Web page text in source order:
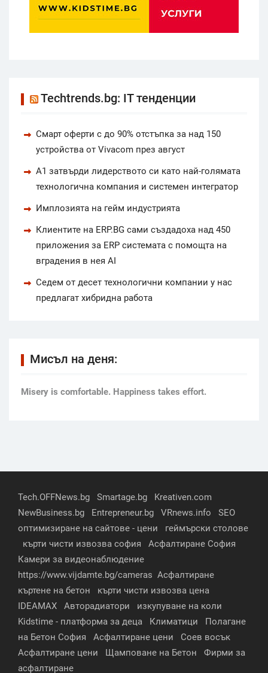
Techtrends.bg: IT тенденции
Смарт оферти с до 90% отстъпка за над 150
устройства от Vivacom през август
А1 затвърди лидерството си като най-голямата
технологична компания и системен интегратор
Имплозията на гейм индустрията
Клиентите на ERP.BG сами създадоха над 450
приложения за ERP системата с помощта на
вградения в нея AI
Седем от десет технологични компании у нас
предлагат хибридна работа
Мисъл на деня:
Мisery is comfortable. Happiness takes effort.
Tech.OFFNews.bg Smartage.bg
Kreativen.com
NewBusiness.bg
Entrepreneur.bg VRnews.info
SEO
оптимизиране на сайтове - цени
геймърски столове
кърти чисти извозва софия
Асфалтиране София
Камери за видеонаблюдение
https://www.vijdamte.bg/cameras Асфалтиране
къртене на бетон
кърти чисти извозва цена
IDEAMAX
Авторадиатори
изкупуване на коли
Kidstime - платформа за деца
Климатици
Полагане
на Бетон София
Асфалтиране цени
Соев восък
Асфалтиране цени
Щамповане на Бетон
Фирми за
асфалтиране